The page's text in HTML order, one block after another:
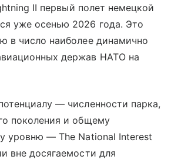
II первый полет немецкой
уже осенью 2026 года. Это
в число наиболее динамично
держав НАТО на
— численности парка,
поколения и общему
уровню — The National Interest
вне досягаемости для